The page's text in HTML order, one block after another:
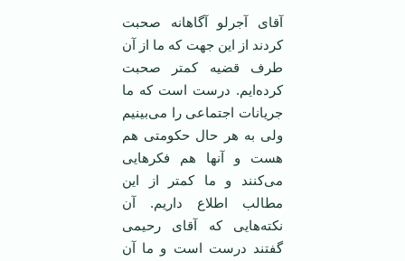
آقای آجرلو آگاهانه صحبت
کردند از این جهت که ما از آن
طرف قضیه کمتر صحبت
کرده‌ایم. درست است که ما
جریانات اجتماعی را می‌بینیم
ولی به هر حال حکومتی هم
هست و آنها هم فکرهایی
می‌کنند و ما کمتر از این
مطالب اطلاع داریم. آن
نکته‌هایی که آقای رحیمی‌
گفتند درست است و ما آن